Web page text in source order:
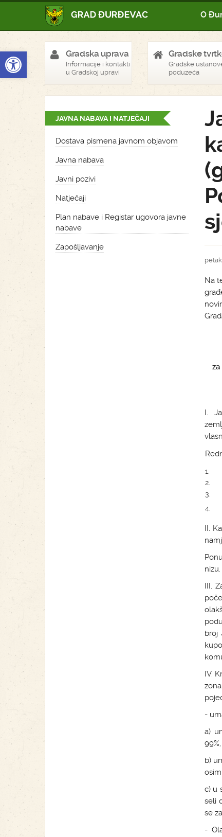
Open toolbar
O
Gradska uprava
Informacije i kontakti
u Gradskoj upravi
Gradske
Gradske
poduzeća
JAVNA NABAVA I NATJEČAJI
Dostava pismena javnom objavom
Javna nabava
Javni pozivi
Natječaji
Plan nabave i Registar ugovora javne
nabave
Zapošljavanje
Na
I.
1.
2.
3.
4.
II.
nizu.
III.
broj
IV.
-
a)
99%,
b)
c) u
seli
se
-